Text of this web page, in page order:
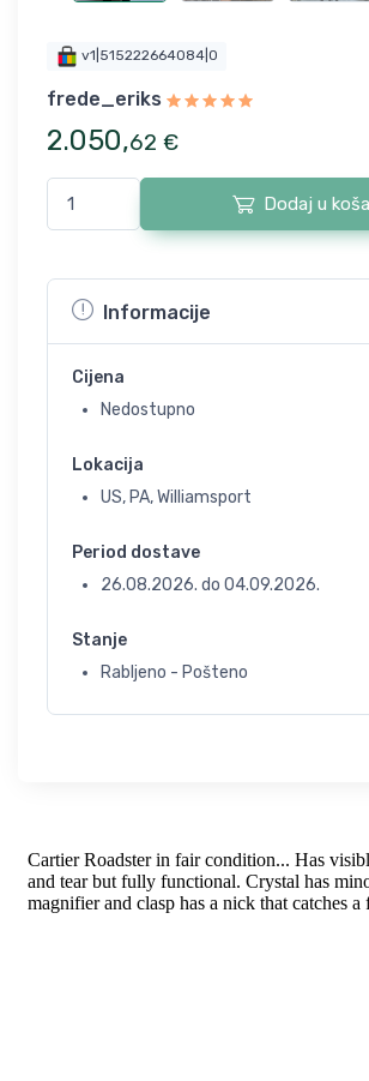
v1|515222664084|0
frede_eriks
2.050,62 €
Dodaj u
Informacije
Cijena
Nedostupno
Lokacija
US, PA, Williamsport
Period dostave
26.08.2026. do 04.09.2026.
Stanje
Rabljeno - Pošteno